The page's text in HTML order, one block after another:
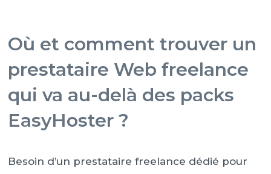
Où et comment trouver un
prestataire Web freelance
qui va au-delà des packs
EasyHoster ?
Besoin d’un prestataire freelance dédié pour